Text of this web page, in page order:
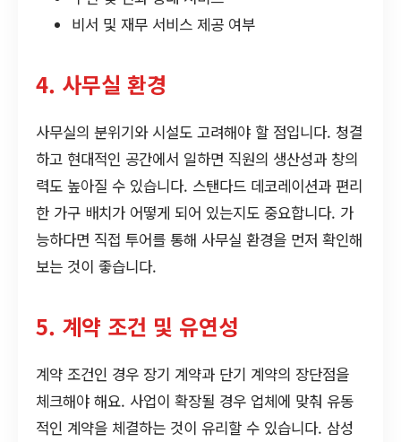
비서 및 재무 서비스 제공 여부
4. 사무실 환경
사무실의 분위기와 시설도 고려해야 할 점입니다. 청결
하고 현대적인 공간에서 일하면 직원의 생산성과 창의
력도 높아질 수 있습니다. 스탠다드 데코레이션과 편리
한 가구 배치가 어떻게 되어 있는지도 중요합니다. 가
능하다면 직접 투어를 통해 사무실 환경을 먼저 확인해
보는 것이 좋습니다.
5. 계약 조건 및 유연성
계약 조건인 경우 장기 계약과 단기 계약의 장단점을
체크해야 해요. 사업이 확장될 경우 업체에 맞춰 유동
적인 계약을 체결하는 것이 유리할 수 있습니다. 삼성